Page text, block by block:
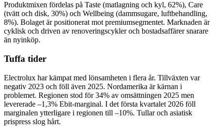
Produktmixen fördelas på Taste (matlagning och kyl, 62%), Care
(tvätt och disk, 30%) och Wellbeing (dammsugare, luftbehandling,
8%). Bolaget är positionerat mot premiumsegmentet. Marknaden är
cyklisk och driven av renoveringscykler och bostadsaffärer snarare
än nyinköp.
Tuffa tider
Electrolux har kämpat med lönsamheten i flera år. Tillväxten var
negativ 2023 och föll även 2025. Nordamerika är kärnan i
problemet. Regionen stod för 34% av omsättningen 2025 men
levererade –1,3% Ebit-marginal. I det första kvartalet 2026 föll
marginalen ytterligare i regionen till –10%. Tullar och asiatisk
prispress slog hårt.